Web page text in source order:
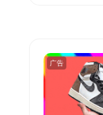
广告